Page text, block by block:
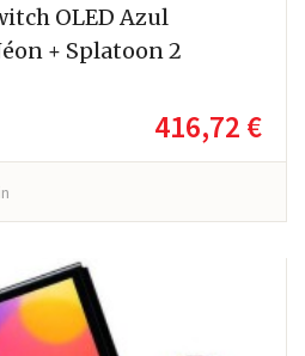
OLED Azul
+ Splatoon 2
416,72 €